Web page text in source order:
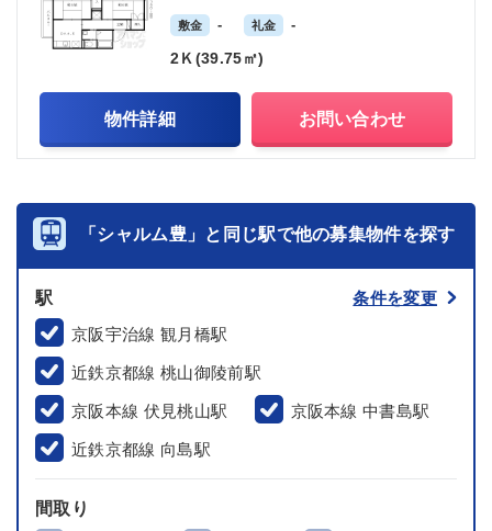
敷金 - 礼金 -
2Ｋ(39.75㎡)
物件詳細 お問い合わせ
「シャルム豊」と同じ駅で他の募集物件を探す
駅
条件を変更
京阪宇治線 観月橋駅
近鉄京都線 桃山御陵前駅
京阪本線 伏見桃山駅 京阪本線 中書島駅
近鉄京都線 向島駅
間取り